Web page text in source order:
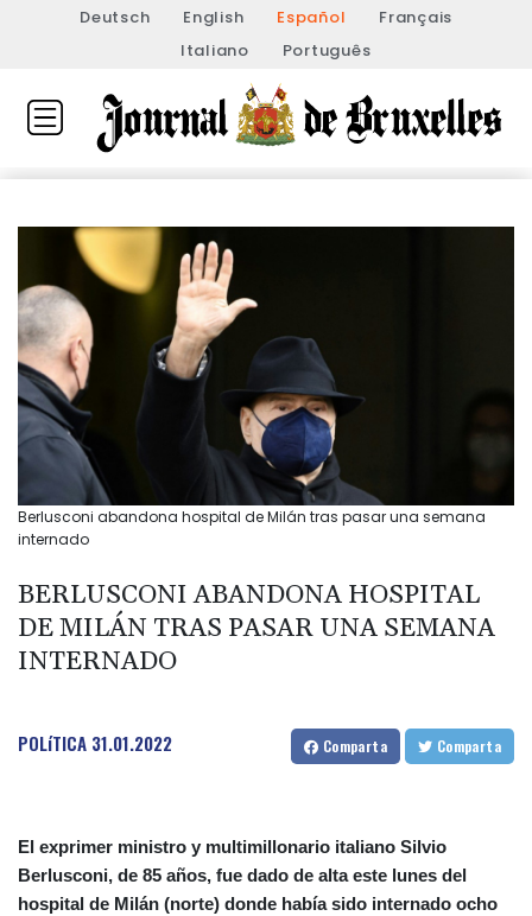
Deutsch English Español
Français
Italiano
Português
Berlusconi abandona hospital de Milán tras pasar una semana
internado
BERLUSCONI ABANDONA HOSPITAL
DE MILÁN TRAS PASAR UNA SEMANA
INTERNADO
POLíTICA 31.01.2022 Comparta Comparta
El exprimer ministro y multimillonario italiano Silvio
Berlusconi, de 85 años, fue dado de alta este lunes del
hospital de Milán (norte) donde había sido internado ocho